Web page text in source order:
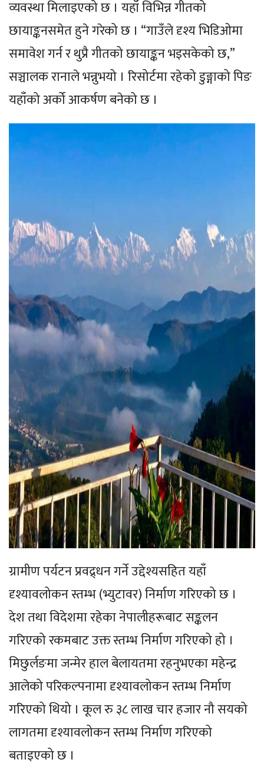
व्यवस्था मिलाइएको छ । यहाँ विभिन्न गीतको
छायाङ्कनसमेत हुने गरेको छ । “गाउँले दृश्य भिडिओमा
समावेश गर्न र थुप्रै गीतको छायाङ्कन भइसकेको छ,”
सञ्चालक रानाले भन्नुभयो । रिसोर्टमा रहेको डुङ्गाको पिङ
यहाँको अर्को आकर्षण बनेको छ ।
ग्रामीण पर्यटन प्रवद्र्धन गर्ने उद्देश्यसहित यहाँ
दृश्यावलोकन स्तम्भ (भ्युटावर) निर्माण गरिएको छ ।
देश तथा विदेशमा रहेका नेपालीहरूबाट सङ्कलन
गरिएको रकमबाट उक्त स्तम्भ निर्माण गरिएको हो ।
मिछुर्लङमा जन्मेर हाल बेलायतमा रहनुभएका महेन्द्र
आलेको परिकल्पनामा दृश्यावलोकन स्तम्भ निर्माण
गरिएको थियो । कूल रु ३८ लाख चार हजार नौ सयको
लागतमा दृश्यावलोकन स्तम्भ निर्माण गरिएको
बताइएको छ ।